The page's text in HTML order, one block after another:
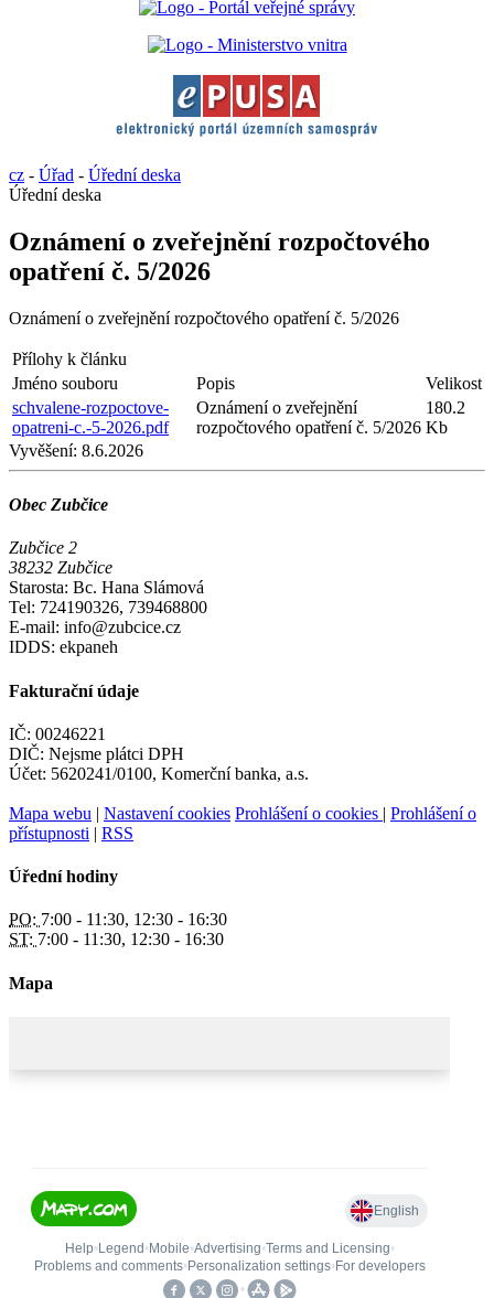
cz - Úřad - Úřední deska
Úřední deska
Oznámení o zveřejnění rozpočtového
opatření č. 5/2026
Oznámení o zveřejnění rozpočtového opatření č. 5/2026
Přílohy k článku
Jméno souboru
Popis
Velikost
schvalene-rozpoctove-
opatreni-c.-5-2026.pdf
Oznámení o zveřejnění
rozpočtového opatření č. 5/2026
180.2
Kb
Vyvěšení: 8.6.2026
Obec Zubčice
Zubčice 2
38232 Zubčice
Starosta: Bc. Hana Slámová
Tel: 724190326, 739468800
E-mail: info@zubcice.cz
IDDS: ekpaneh
Fakturační údaje
IČ: 00246221
DIČ: Nejsme plátci DPH
Účet: 5620241/0100, Komerční banka, a.s.
Mapa webu | Nastavení cookies Prohlášení o cookies | Prohlášení o
přístupnosti | RSS
Úřední hodiny
PO: 7:00 - 11:30, 12:30 - 16:30
ST: 7:00 - 11:30, 12:30 - 16:30
Mapa